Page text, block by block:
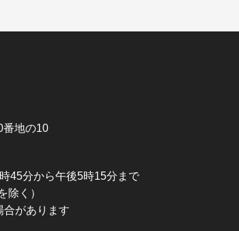
番地の10
45分から午後5時15分まで
除く）
があります